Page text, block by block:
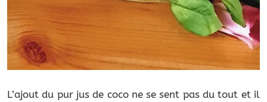
L’ajout du pur jus de coco ne se sent pas du tout et il